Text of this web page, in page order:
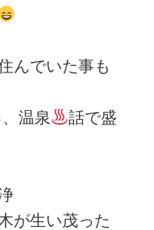
んでいた事も
温泉
話で盛
が生い茂った